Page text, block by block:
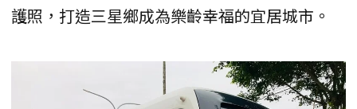
護照，打造三星鄉成為樂齡幸福的宜居城市。